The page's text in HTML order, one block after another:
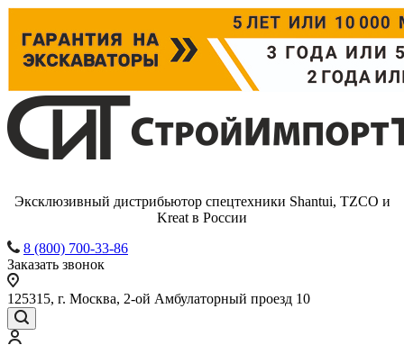
Эксклюзивный дистрибьютор спецтехники Shantui, TZCO и
Kreat в России
8 (800) 700-33-86
Заказать звонок
125315, г. Москва, 2-ой Амбулаторный проезд 10